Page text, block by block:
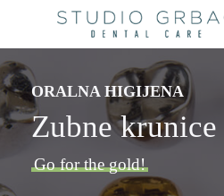
main
content
ORALNA HIGIJENA
Zubne krunice
Go for the gold!